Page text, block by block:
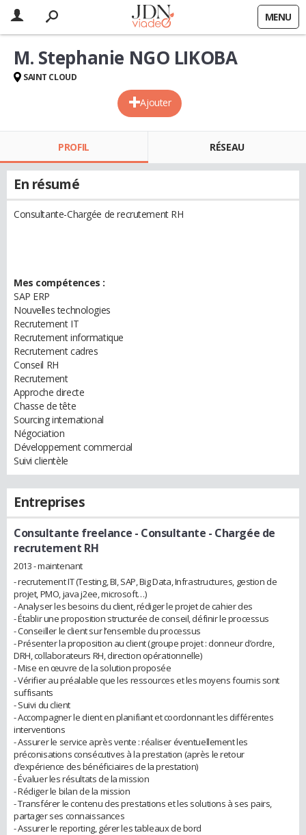
MENU
Ajouter
M. Stephanie NGO LIKOBA
SAINT CLOUD
PROFIL RÉSEAU
En résumé
Consultante-Chargée de recrutement RH
Mes compétences :
SAP ERP
Nouvelles technologies
Recrutement IT
Recrutement informatique
Recrutement cadres
Conseil RH
Recrutement
Approche directe
Chasse de tête
Sourcing international
Négociation
Développement commercial
Suivi clientèle
Entreprises
Consultante freelance - Consultante - Chargée de
recrutement RH
2013 - maintenant
- recrutement IT (Testing, BI, SAP, Big Data, Infrastructures, gestion de
projet, PMO, java j2ee, microsoft…)
- Analyser les besoins du client, rédiger le projet de cahier des
- Établir une proposition structurée de conseil, définir le processus
- Conseiller le client sur l’ensemble du processus
- Présenter la proposition au client (groupe projet : donneur d’ordre,
DRH, collaborateurs RH, direction opérationnelle)
- Mise en œuvre de la solution proposée
- Vérifier au préalable que les ressources et les moyens fournis sont
suffisants
- Suivi du client
- Accompagner le client en planifiant et coordonnant les différentes
interventions
- Assurer le service après vente : réaliser éventuellement les
préconisations consécutives à la prestation (après le retour
d’expérience des bénéficiaires de la prestation)
- Évaluer les résultats de la mission
- Rédiger le bilan de la mission
- Transférer le contenu des prestations et les solutions à ses pairs,
partager ses connaissances
- Assurer le reporting, gérer les tableaux de bord